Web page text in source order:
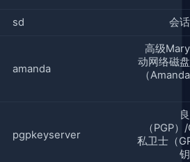
sd 会
amanda
高级
动网络磁
（
pgpkeyserver
（PGP
私卫士（